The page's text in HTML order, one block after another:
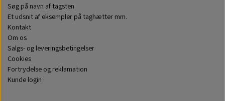
Søg på navn af tagsten
Et udsnit af eksempler på taghætter mm.
Kontakt
Om os
Salgs- og leveringsbetingelser
Cookies
Fortrydelse og reklamation
Kunde login